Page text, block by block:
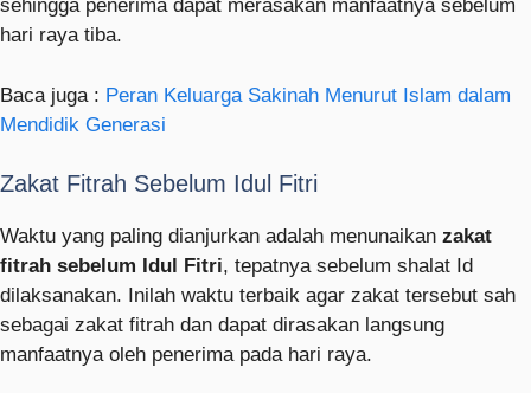
sehingga penerima dapat merasakan manfaatnya sebelum
hari raya tiba.
Baca juga : Peran Keluarga Sakinah Menurut Islam dalam
Mendidik Generasi
Zakat Fitrah Sebelum Idul Fitri
Waktu yang paling dianjurkan adalah menunaikan zakat
fitrah sebelum Idul Fitri, tepatnya sebelum shalat Id
dilaksanakan. Inilah waktu terbaik agar zakat tersebut sah
sebagai zakat fitrah dan dapat dirasakan langsung
manfaatnya oleh penerima pada hari raya.